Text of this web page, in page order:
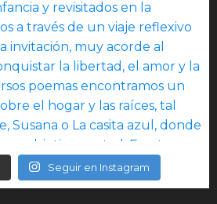
Seguir en Instagram